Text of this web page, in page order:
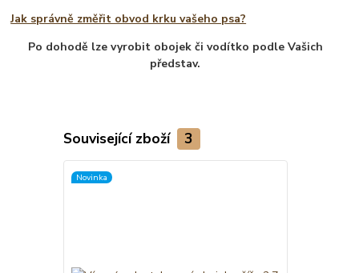
Jak správně změřit obvod krku vašeho psa?
Po dohodě lze vyrobit obojek či vodítko podle Vašich
představ.
Související zboží 3
Novinka